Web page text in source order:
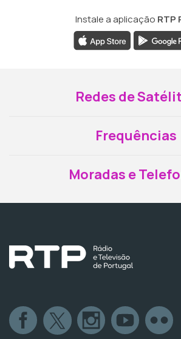
Instale a aplicação RTP
Redes de
Frequências
Moradas e